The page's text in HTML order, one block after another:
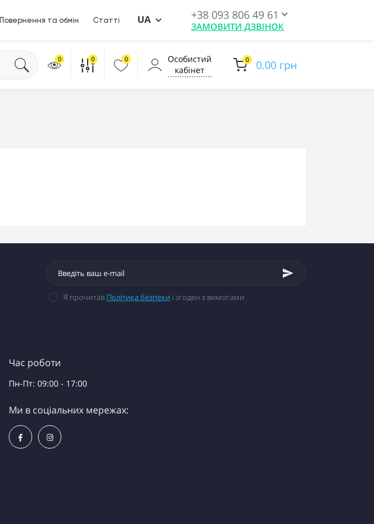
Повернення та обмін Статті UA +38 093 806 49 61
ЗАМОВИТИ ДЗВІНОК
0 0 0
Особистий
кабінет
0 0.00 грн
Я прочитав Політика безпеки і згоден з вимогами
Час роботи
Пн-Пт: 09:00 - 17:00
Ми в соціальних мережах: